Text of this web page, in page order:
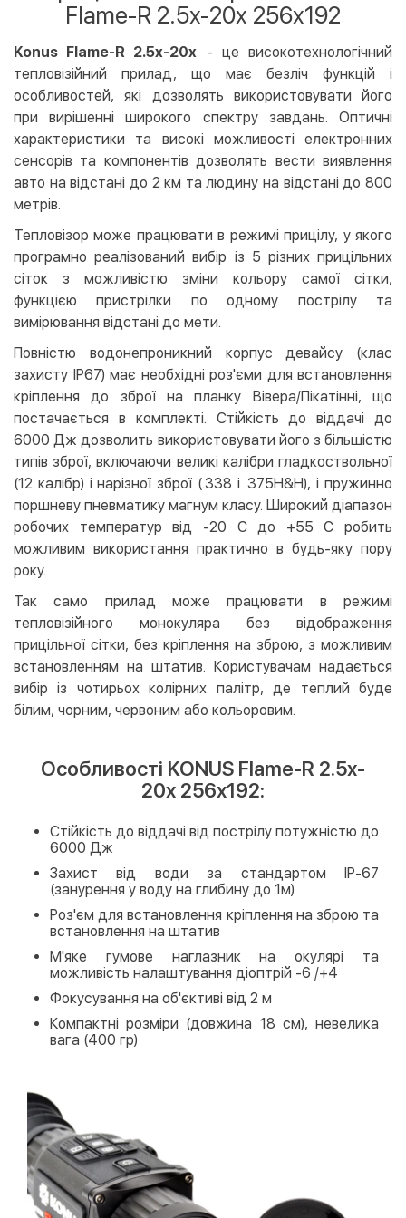
Apple Pay
Google Pay
Безготівковий розрахунок
Оплата на карту юр.особи
Оплата на рахунок юр.особи
Безкоштовно
Кредит
Миттєва розстрочка (Приватбанк)
Покупка частинами (Монобанк)
Flame-R 2.5x-20x 256x192
Konus Flame-R 2.5x-20x - це високотехнологічний
тепловізійний прилад, що має безліч функцій і
особливостей, які дозволять використовувати його
при вирішенні широкого спектру завдань. Оптичні
характеристики та високі можливості електронних
сенсорів та компонентів дозволять вести виявлення
авто на відстані до 2 км та людину на відстані до 800
метрів.
Тепловізор може працювати в режимі прицілу, у якого
програмно реалізований вибір із 5 різних прицільних
сіток з можливістю зміни кольору самої сітки,
функцією пристрілки по одному пострілу та
вимірювання відстані до мети.
Повністю водонепроникний корпус девайсу (клас
захисту IP67) має необхідні роз'єми для встановлення
кріплення до зброї на планку Вівера/Пікатінні, що
постачається в комплекті. Стійкість до віддачі до
6000 Дж дозволить використовувати його з більшістю
типів зброї, включаючи великі калібри гладкоствольної
(12 калібр) і нарізної зброї (.338 і .375H&H), і пружинно
поршневу пневматику магнум класу. Широкий діапазон
робочих температур від -20 C до +55 C робить
можливим використання практично в будь-яку пору
року.
Так само прилад може працювати в режимі
тепловізійного монокуляра без відображення
прицільної сітки, без кріплення на зброю, з можливим
встановленням на штатив. Користувачам надається
вибір із чотирьох колірних палітр, де теплий буде
білим, чорним, червоним або кольоровим.
Особливості KONUS Flame-R 2.5x-
20x 256x192:
Стійкість до віддачі від пострілу потужністю до
6000 Дж
Захист від води за стандартом IP-67
(занурення у воду на глибину до 1м)
Роз'єм для встановлення кріплення на зброю та
встановлення на штатив
М'яке гумове наглазник на окулярі та
можливість налаштування діоптрій -6 /+4
Фокусування на об'єктиві від 2 м
Компактні розміри (довжина 18 см), невелика
вага (400 гр)